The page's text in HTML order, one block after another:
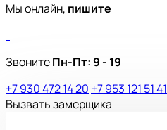
Мы онлайн, пишите
ЗвонитеПн-Пт:9 - 19
+7 930 472 14 20 +7 953 121 51 41
Вызвать замерщика